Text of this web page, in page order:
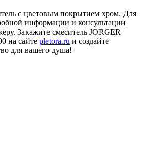
с цветовым покрытием хром. Для
информации и консультации
Закажите смеситель JORGER
на сайте pletora.ru и создайте
для вашего душа!